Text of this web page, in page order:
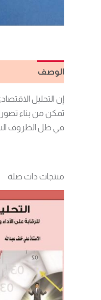
الوصف
إن التحليل
تمكن من بناء
في ظل الظروف
منتجات ذات صلة